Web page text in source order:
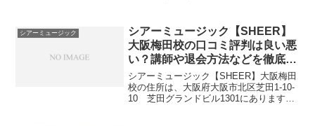
ック【SHEER】大阪府高槻校舎のMAP...
シアーミュージック
シアーミュージック【SHEER】
大阪梅田校の口コミ評判は良い悪
い？講師や退会方法などを徹底調
査しました
シアーミュージック【SHEER】大阪梅田
校の住所は、大阪府大阪市北区芝田1-10-
10 芝田グランドビル1301にあります。